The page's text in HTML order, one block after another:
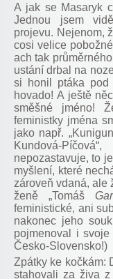
A jak se Masaryk
Jednou jsem
projevu. Nejenom,
cosi velice
ach tak
ustání drbal na
si honil ptáka pod
hovado! A ještě
směšné jméno!
feministky jména
jako např.
Kundová-
nepozastavuje, to
myšlení, které
zároveň vdaná, ale
ženě „Tomáš
feministické, ani
nakonec jeho
pojmenoval i
Česko-Slovensko!)
Zpátky ke kočkám:
stahovali za živa